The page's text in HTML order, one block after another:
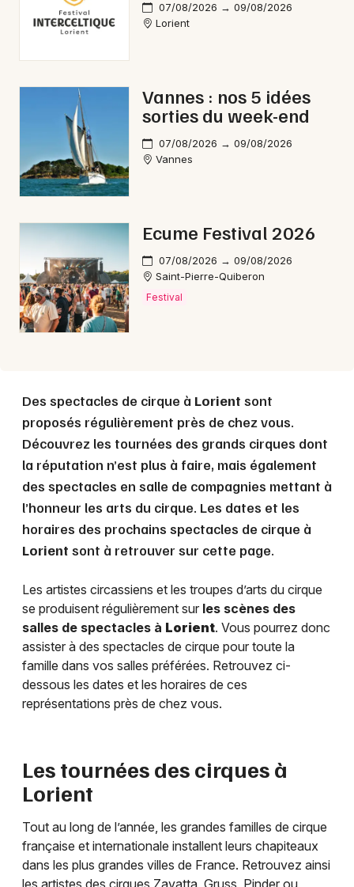
Magazine à Lorient
Choisir mes départements
Mon email
07/08/2026 → 09/08/2026
Lorient
Vannes : nos 5 idées
sorties du week-end
07/08/2026 → 09/08/2026
Vannes
Ecume Festival 2026
07/08/2026 → 09/08/2026
Saint-Pierre-Quiberon
Festival
Des spectacles de cirque à Lorient sont
proposés régulièrement près de chez vous.
Découvrez les tournées des grands cirques dont
la réputation n’est plus à faire, mais également
des spectacles en salle de compagnies mettant à
l’honneur les arts du cirque. Les dates et les
horaires des prochains spectacles de cirque à
Lorient sont à retrouver sur cette page.
Les artistes circassiens et les troupes d’arts du cirque
se produisent régulièrement sur les scènes des
salles de spectacles à Lorient. Vous pourrez donc
assister à des spectacles de cirque pour toute la
famille dans vos salles préférées. Retrouvez ci-
dessous les dates et les horaires de ces
représentations près de chez vous.
Les tournées des cirques à
Lorient
Tout au long de l’année, les grandes familles de cirque
française et internationale installent leurs chapiteaux
dans les plus grandes villes de France. Retrouvez ainsi